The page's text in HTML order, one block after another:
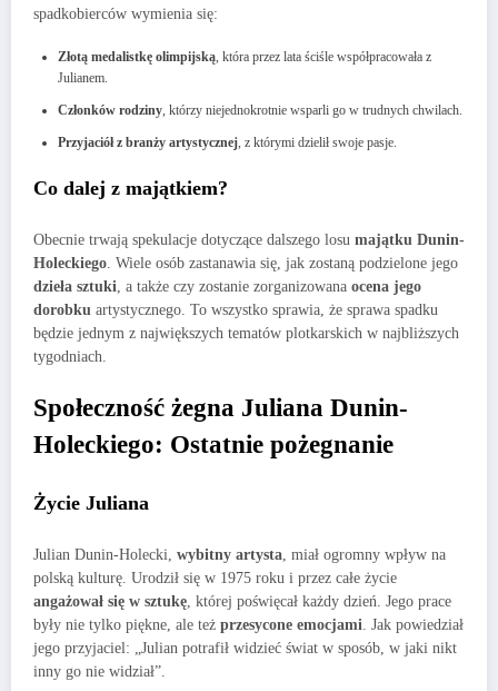
spadkobierców wymienia się:
Złotą medalistkę olimpijską , która przez lata ściśle współpracowała z
Julianem.
Członków rodziny , którzy niejednokrotnie wsparli go w trudnych chwilach.
Przyjaciół z branży artystycznej , z którymi dzielił swoje pasje.
Co dalej z majątkiem?
Obecnie trwają spekulacje dotyczące dalszego losu majątku Dunin-
Holeckiego. Wiele osób zastanawia się, jak zostaną podzielone jego
dzieła sztuki, a także czy zostanie zorganizowana ocena jego
dorobku artystycznego. To wszystko sprawia, że sprawa spadku
będzie jednym z największych tematów plotkarskich w najbliższych
tygodniach.
Społeczność żegna Juliana Dunin-
Holeckiego: Ostatnie pożegnanie
Życie Juliana
Julian Dunin-Holecki, wybitny artysta, miał ogromny wpływ na
polską kulturę. Urodził się w 1975 roku i przez całe życie
angażował się w sztukę, której poświęcał każdy dzień. Jego prace
były nie tylko piękne, ale też przesycone emocjami. Jak powiedział
jego przyjaciel: „Julian potrafił widzieć świat w sposób, w jaki nikt
inny go nie widział”.